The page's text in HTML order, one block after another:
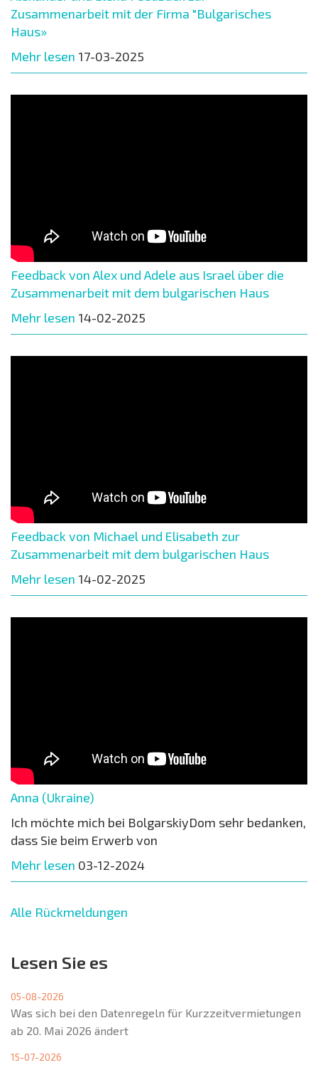
Zusammenarbeit mit der Firma "Bulgarisches
Haus»
Mehr lesen 17-03-2025
Feedback von Alex und Adele aus Israel über die
Zusammenarbeit mit dem bulgarischen Haus
Mehr lesen 14-02-2025
Feedback von Michael und Elisabeth zur
Zusammenarbeit mit dem bulgarischen Haus
Mehr lesen 14-02-2025
Anna (Ukraine)
Ich möchte mich bei BolgarskiyDom sehr bedanken,
dass Sie beim Erwerb von
Mehr lesen 03-12-2024
Alle Rückmeldungen
Lesen Sie es
05-08-2026
Was sich bei den Datenregeln für Kurzzeitvermietungen
ab 20. Mai 2026 ändert
15-07-2026